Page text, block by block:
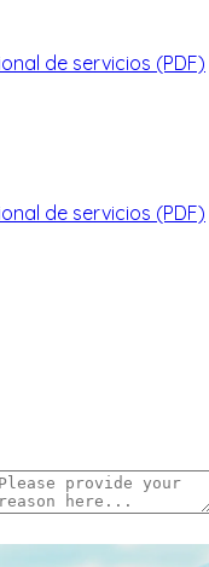
de servicios (PDF)
de servicios (PDF)